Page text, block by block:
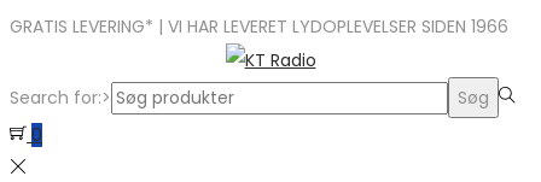
GRATIS LEVERING* | VI HAR LEVERET LYDOPLEVELSER SIDEN 1966
Search for:>
Søg
0